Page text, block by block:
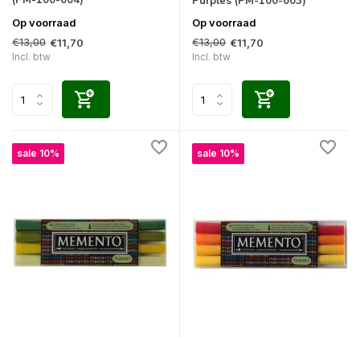
Op voorraad
€13,00 €11,70
Incl. btw
Op voorraad
€13,00 €11,70
Incl. btw
sale 10% sale 10%